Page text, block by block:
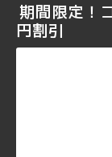
期間限定！
円割引